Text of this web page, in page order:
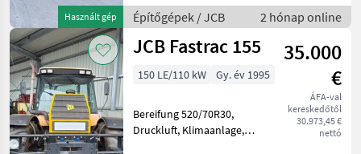
Használt gép Építőgépek / JCB 2 hónap online
JCB Fastrac 155
35.000
€
ÁFA-val
kereskedőtől
30.973,45 €
nettó
150 LE/110 kW Gy. év 1995
Bereifung 520/70R30,
Druckluft, Klimaanlage,